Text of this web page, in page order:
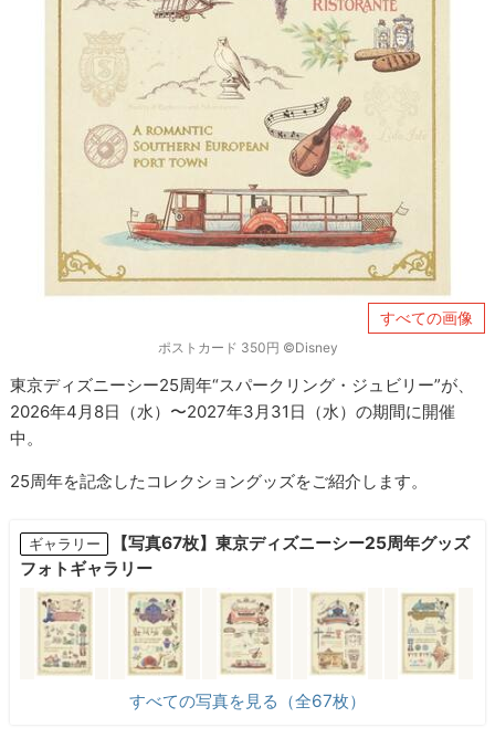
すべての画像
ポストカード 350円 ©Disney
東京ディズニーシー25周年“スパークリング・ジュビリー”が、
2026年4月8日（水）〜2027年3月31日（水）の期間に開催
中。
25周年を記念したコレクショングッズをご紹介します。
ギャラリー
【写真67枚】東京ディズニーシー25周年グッズ
フォトギャラリー
すべての写真を見る（全67枚）